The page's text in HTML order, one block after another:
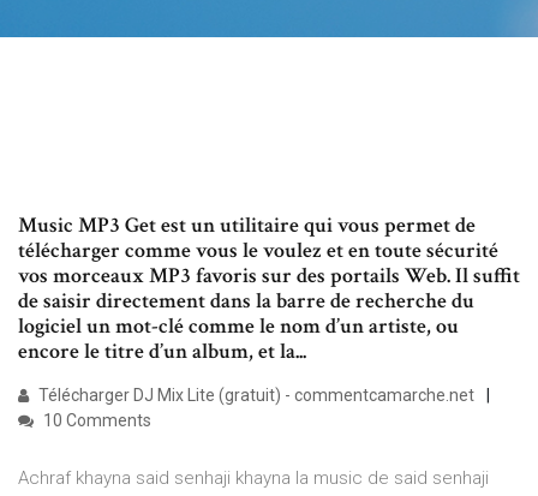
Music MP3 Get est un utilitaire qui vous permet de
télécharger comme vous le voulez et en toute sécurité
vos morceaux MP3 favoris sur des portails Web. Il suffit
de saisir directement dans la barre de recherche du
logiciel un mot-clé comme le nom d’un artiste, ou
encore le titre d’un album, et la...
Télécharger DJ Mix Lite (gratuit) - commentcamarche.net
10 Comments
Achraf khayna said senhaji khayna la music de said senhaji